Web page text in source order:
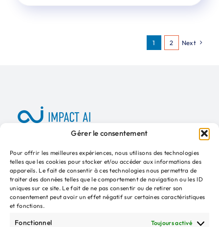
Gérer le consentement
Pour offrir les meilleures expériences, nous utilisons des technologies
telles que les cookies pour stocker et/ou accéder aux informations des
appareils. Le fait de consentir à ces technologies nous permettra de
traiter des données telles que le comportement de navigation ou les ID
uniques sur ce site. Le fait de ne pas consentir ou de retirer son
consentement peut avoir un effet négatif sur certaines caractéristiques
et fonctions.
Fonctionnel Toujours activé
1 2 Next
Presse Kit média Adhérer
INSCRIPTION NEWSLETTER
Votre